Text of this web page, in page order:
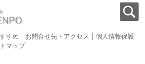
すめ お問合せ先・アクセス
個人情報保護
マップ